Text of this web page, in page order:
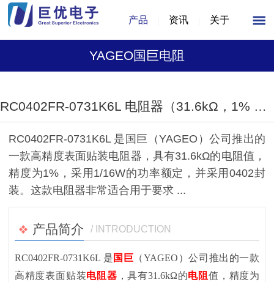
产品 资讯 关于
YAGEO国巨电阻
1/1
RC0402FR-0731K6L 电阻器（31.6kΩ，1% 精度，1/16W，0402封装）
RC0402FR-0731K6L 是国巨（YAGEO）公司推出的
一款高精度表面贴装电阻器，具有31.6kΩ的电阻值，
精度为1%，采用1/16W的功率额定，并采用0402封
装。这款电阻器非常适合用于要求 ...
产品简介 / INTRODUCTION
RC0402FR-0731K6L 是 国巨 （YAGEO）公司推出的一款
高精度表面贴装电阻器 ，具有31.6kΩ的电阻值，精度为